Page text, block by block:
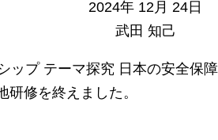
2024年 12月 24日
武田 知己
プ テーマ探究 日本の安全保
修を終えました。